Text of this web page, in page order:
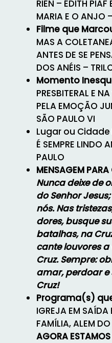
RIEN – ÉDITH
MARIA E O ANJO
Filme que
MAS A
ANTES DE SE
DOS ANÉIS –
Momento
PRESBITERAL E
PELA EMOÇÃO
SÃO PAULO VI
Lugar ou Cidade
É SEMPRE LINDO
PAULO
MENSAGEM PARA
Nunca deixe de
do Senhor
nós. Nas
dores, busque
batalhas, na
cante louvores
Cruz. Sempre:
amar, perdoar e
Cruz!
Programa(s)
IGREJA EM SAÍDA
FAMÍLIA, ALEM
AGORA